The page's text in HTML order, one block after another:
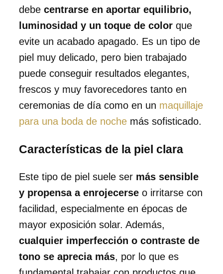
debe centrarse en aportar equilibrio,
luminosidad y un toque de color que
evite un acabado apagado. Es un tipo de
piel muy delicado, pero bien trabajado
puede conseguir resultados elegantes,
frescos y muy favorecedores tanto en
ceremonias de día como en un maquillaje
para una boda de noche más sofisticado.
Características de la piel clara
Este tipo de piel suele ser más sensible
y propensa a enrojecerse o irritarse con
facilidad, especialmente en épocas de
mayor exposición solar. Además,
cualquier imperfección o contraste de
tono se aprecia más, por lo que es